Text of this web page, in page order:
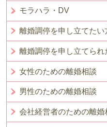
モラハラ・DV
離婚調停を申し立てたい
離婚調停を申し立てられ
女性のための離婚相談
男性のための離婚相談
会社経営者のための離婚